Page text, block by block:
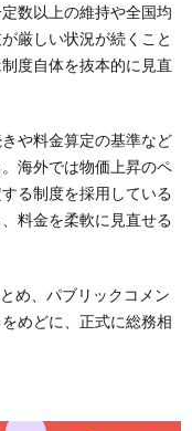
数以上の維持や全国均
厳しい状況が続くこと
度自体を抜本的に見直
や料金算定の基準など
海外では物価上昇のペ
る制度を採用している
料金を柔軟に見直せる
め、パブリックコメン
めどに、正式に総務相